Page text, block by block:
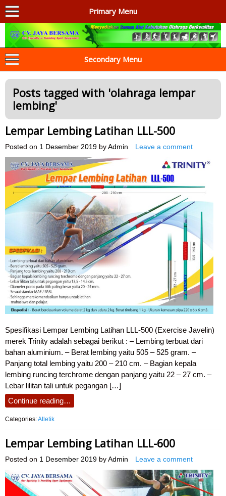
Primary Menu
AGEN ALAT OLAHRAGA
Menyediakan Alat Olahraga Terlengkap di Indonesia
Secondary Menu
Posts tagged with 'olahraga lempar
lembing'
Lempar Lembing Latihan LLL-500
Posted on 1 Desember 2019 by Admin Leave a comment
Spesifikasi Lempar Lembing Latihan LLL-500 (Exercise Javelin)
merek Trinity adalah sebagai berikut : – Lembing terbuat dari
bahan aluminium. – Berat lembing yaitu 505 – 525 gram. –
Panjang total lembing yaitu 200 – 210 cm. – Bagian kepala
lembing runcing terchrome dengan panjang yaitu 22 – 27 cm. –
Lebar lilitan tali untuk pegangan […]
Continue reading…
Categories:Atletik
Lempar Lembing Latihan LLL-600
Posted on 1 Desember 2019 by Admin Leave a comment